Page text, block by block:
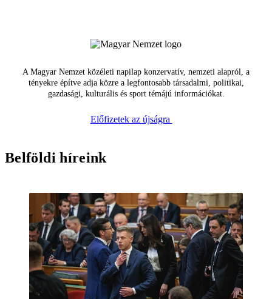
A Magyar Nemzet közéleti napilap konzervatív, nemzeti alapról, a
tényekre építve adja közre a legfontosabb társadalmi, politikai,
gazdasági, kulturális és sport témájú információkat.
Előfizetek az újságra
Belföldi híreink